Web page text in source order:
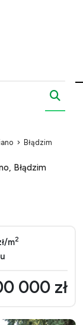
Błądzim
Błądzim
m2
000 zł